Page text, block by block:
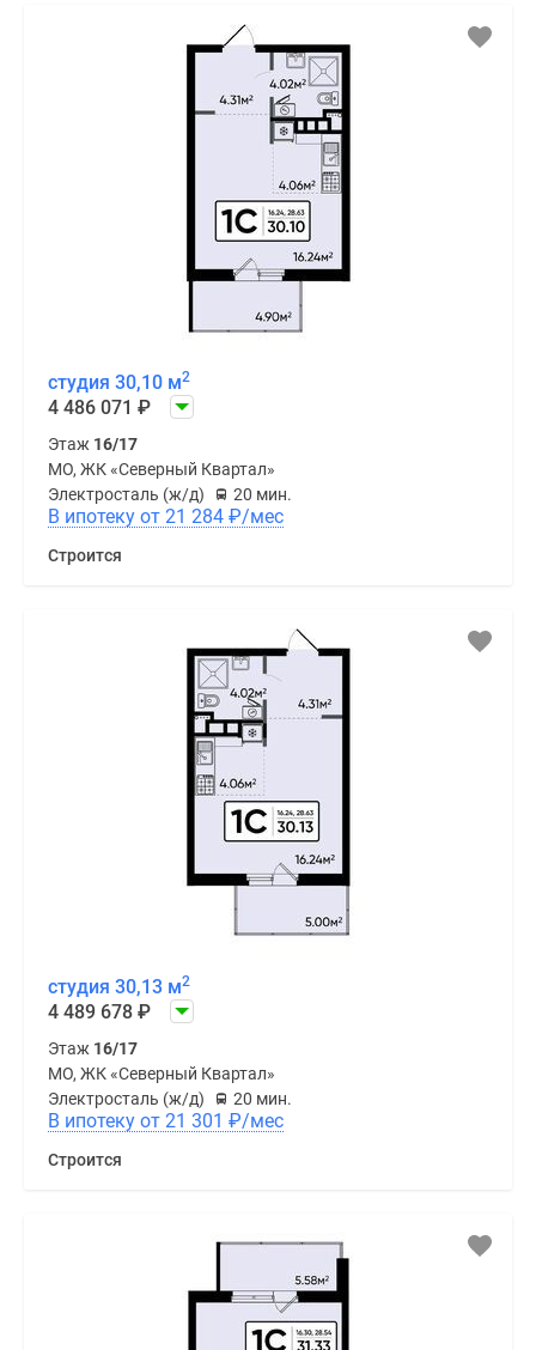
студия 30,10 м2
4 486 071 ₽
Этаж 16/17
МО, ЖК «Северный Квартал»
Электросталь (ж/д)
20 мин.
В ипотеку от 21 284 ₽/мес
Строится
студия 30,13 м2
4 489 678 ₽
Этаж 16/17
МО, ЖК «Северный Квартал»
Электросталь (ж/д)
20 мин.
В ипотеку от 21 301 ₽/мес
Строится